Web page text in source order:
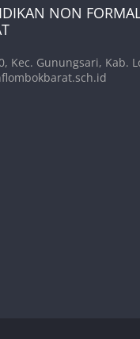
NON
Kec. Gunungsari, Kab.